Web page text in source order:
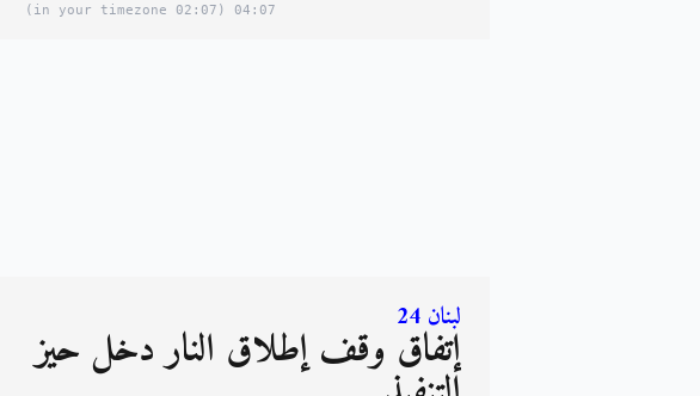
04:07
(02:07 in your timezone)
لبنان 24
إتفاق وقف إطلاق النار دخل حيّز